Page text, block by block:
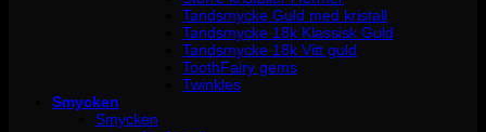
Tandsmycke Guld med kristall
Tandsmycke 18k Klassisk Guld
Tandsmycke 18k Vitt guld
ToothFairy gems
Twinkles
Smycken
Smycken